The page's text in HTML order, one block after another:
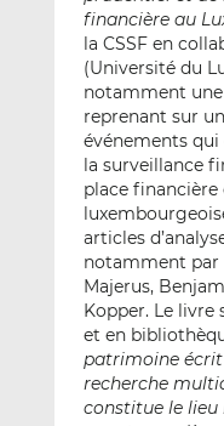
financière au
la CSSF en
(Université du
notamment
reprenant sur
événements
la surveillance
place financière
articles
notamment par
Majerus,
Kopper. Le livre
et en
patrimoine
recherche
constitue le lieu